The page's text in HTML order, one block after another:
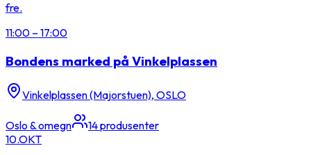
fre.
11:00 – 17:00
Bondens marked på Vinkelplassen
Vinkelplassen (Majorstuen), OSLO
Oslo & omegn 14produsenter
10.OKT